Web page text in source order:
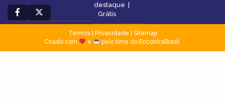
destaque |
Grátis
Termos| Privacidade
Sitemap
Criado com
e pelo time do EncontraBrasil